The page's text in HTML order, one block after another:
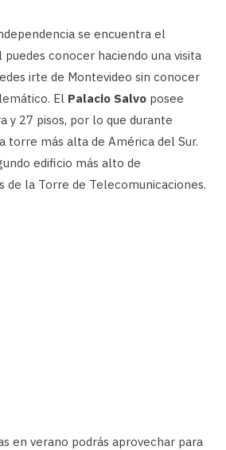
se encuentra el
puedes conocer haciendo una visita
irte de Montevideo sin conocer
El Palacio Salvo posee
y 27 pisos, por lo que durante
torre más alta de América del Sur.
edificio más alto de
de la Torre de Telecomunicaciones.
en verano podrás aprovechar para